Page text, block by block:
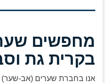
מחפשים
בקרית גת
אנו בחברת שערים (אב-שער)